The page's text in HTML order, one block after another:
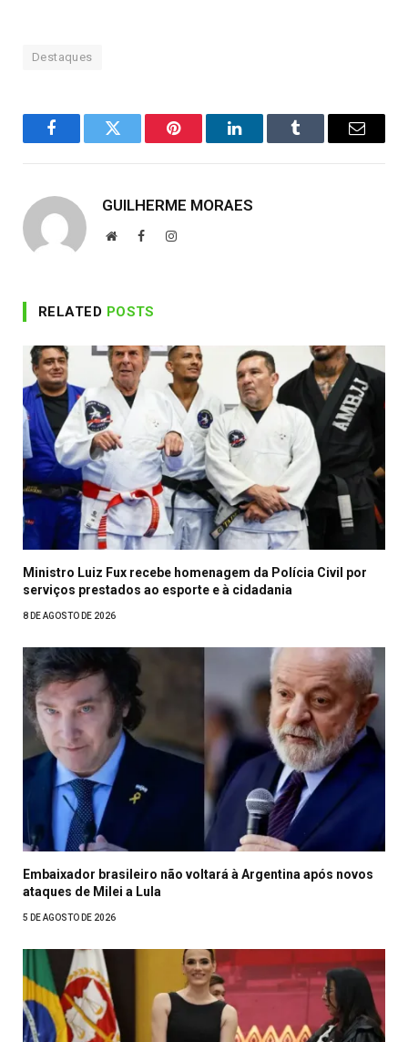
Destaques
FacebookTwitter Pinterest LinkedInTumblr Email
GUILHERME MORAES
WebsiteFacebookInstagram
RELATED POSTS
Ministro Luiz Fux recebe homenagem da Polícia Civil por
serviços prestados ao esporte e à cidadania
8 DE AGOSTO DE 2026
Embaixador brasileiro não voltará à Argentina após novos
ataques de Milei a Lula
5 DE AGOSTO DE 2026